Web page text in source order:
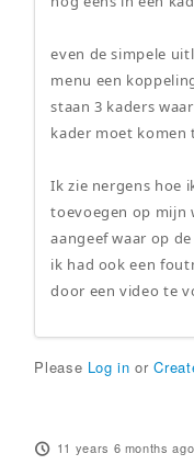
even de simpele
menu een
staan 3 kaders
kader moet komen
Ik zie nergens hoe
toevoegen op mijn
aangeef waar op
ik had ook een
door een video te
Please Log in or
11 years 6 months ago